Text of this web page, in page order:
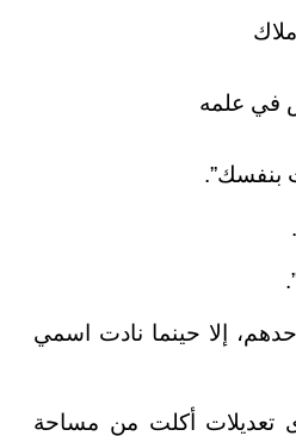
في علمه
بنفسك”.
إلا حينما نادت اسمي
تعديلات أكلت من مساحة